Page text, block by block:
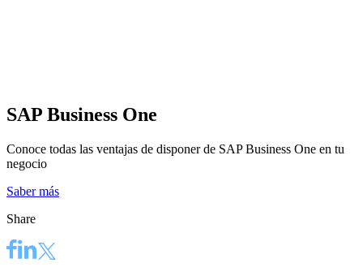
SAP Business One
Conoce todas las ventajas de disponer de SAP Business One en tu
negocio
Saber más
Share